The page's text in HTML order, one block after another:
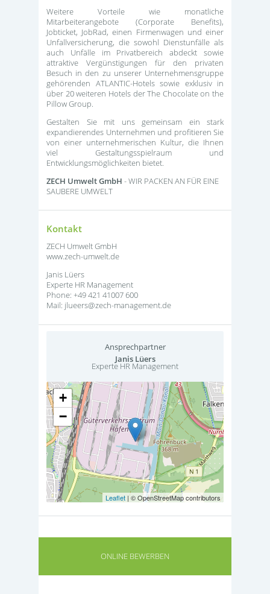
Weitere Vorteile wie monatliche
Mitarbeiterangebote (Corporate Benefits),
Jobticket, JobRad, einen Firmenwagen und einer
Unfallversicherung, die sowohl Dienstunfälle als
auch Unfälle im Privatbereich abdeckt sowie
attraktive Vergünstigungen für den privaten
Besuch in den zu unserer Unternehmensgruppe
gehörenden ATLANTIC-Hotels sowie exklusiv in
über 20 weiteren Hotels der The Chocolate on the
Pillow Group.
Gestalten Sie mit uns gemeinsam ein stark
expandierendes Unternehmen und profitieren Sie
von einer unternehmerischen Kultur, die Ihnen
viel Gestaltungsspielraum und
Entwicklungsmöglichkeiten bietet.
ZECH Umwelt GmbH - WIR PACKEN AN FÜR EINE
SAUBERE UMWELT
Kontakt
ZECH Umwelt GmbH
www.zech-umwelt.de
Janis Lüers
Experte HR Management
Phone: +49 421 41007 600
Mail: jlueers@zech-management.de
Ansprechpartner
Janis Lüers
Experte HR Management
+
−
Leaflet | © OpenStreetMap contributors
ONLINE BEWERBEN